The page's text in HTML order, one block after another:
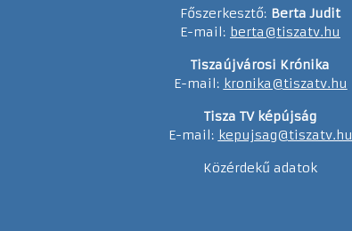
Főszerkesztő: Berta Judit
E-mail: berta@tiszatv.hu
Tiszaújvárosi Krónika
E-mail: kronika@tiszatv.hu
Tisza TV képújság
E-mail: kepujsag@tiszatv.hu
Közérdekű adatok